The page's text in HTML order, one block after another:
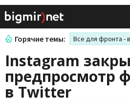
Горячие темы: Все для фронта -
Instagram
предпросмотр
в Twitter